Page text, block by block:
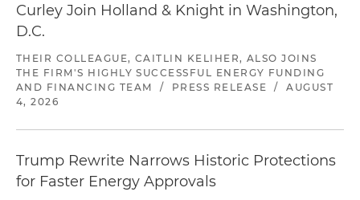
Curley Join Holland & Knight in Washington,
D.C.
THEIR COLLEAGUE, CAITLIN KELIHER, ALSO JOINS
THE FIRM'S HIGHLY SUCCESSFUL ENERGY FUNDING
AND FINANCING TEAM
/ PRESS RELEASE /
AUGUST
4, 2026
Trump Rewrite Narrows Historic Protections
for Faster Energy Approvals